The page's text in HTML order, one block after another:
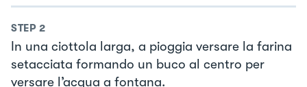
STEP 2
In una ciottola larga, a pioggia versare la farina
setacciata formando un buco al centro per
versare l’acqua a fontana.